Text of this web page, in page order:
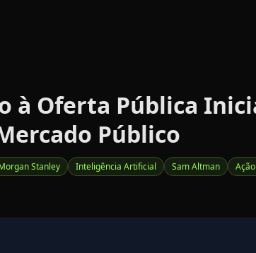
à Oferta Pública
Público
Stanley Inteligência Artificial Sam Altman